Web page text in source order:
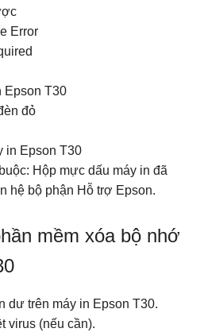
Error
Epson T30
đỏ
in Epson T30
Hộp mực dấu máy in đã
hệ bộ phận Hỗ trợ Epson.
mềm xóa bộ nhớ
dư trên máy in Epson T30.
virus (nếu cần).